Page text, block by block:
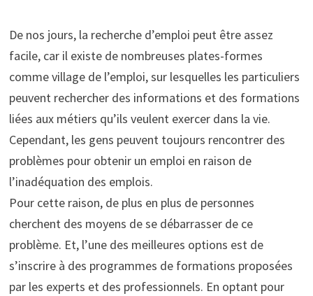
De nos jours, la recherche d’emploi peut être assez
facile, car il existe de nombreuses plates-formes
comme village de l’emploi, sur lesquelles les particuliers
peuvent rechercher des informations et des formations
liées aux métiers qu’ils veulent exercer dans la vie.
Cependant, les gens peuvent toujours rencontrer des
problèmes pour obtenir un emploi en raison de
l’inadéquation des emplois.
Pour cette raison, de plus en plus de personnes
cherchent des moyens de se débarrasser de ce
problème. Et, l’une des meilleures options est de
s’inscrire à des programmes de formations proposées
par les experts et des professionnels. En optant pour